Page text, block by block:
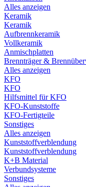
Alles anzeigen
Keramik
Keramik
Aufbrennkeramik
Vollkeramik
Anmischplatten
Brennträger &
Alles anzeigen
KFO
KFO
Hilfsmittel für KFO
KFO-Kunststoffe
KFO-Fertigteile
Sonstiges
Alles anzeigen
Kunststoffverblendung
Kunststoffverblendung
K+B Material
Verbundsysteme
Sonstiges